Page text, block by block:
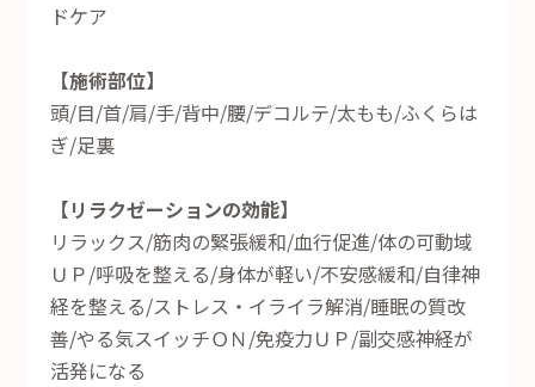
ドケア
【施術部位】
頭/目/首/肩/手/背中/腰/デコルテ/太もも/ふくらは
ぎ/足裏
【リラクゼーションの効能】
リラックス/筋肉の緊張緩和/血行促進/体の可動域
ＵＰ/呼吸を整える/身体が軽い/不安感緩和/自律神
経を整える/ストレス・イライラ解消/睡眠の質改
善/やる気スイッチＯＮ/免疫力ＵＰ/副交感神経が
活発になる